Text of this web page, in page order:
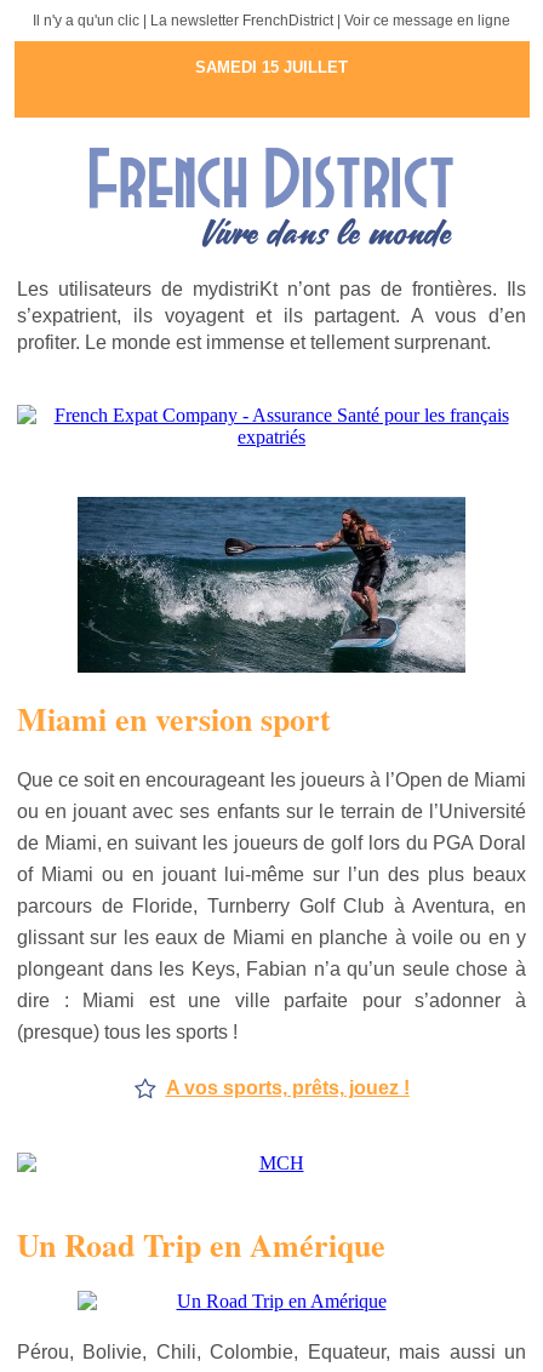
Il n'y a qu'un clic | La newsletter FrenchDistrict | Voir ce message en ligne
SAMEDI 15 JUILLET
Les utilisateurs de mydistriKt n’ont pas de frontières. Ils
s’expatrient, ils voyagent et ils partagent. A vous d’en
profiter. Le monde est immense et tellement surprenant.
Miami en version sport
Que ce soit en encourageant les joueurs à l’Open de Miami
ou en jouant avec ses enfants sur le terrain de l’Université
de Miami, en suivant les joueurs de golf lors du PGA Doral
of Miami ou en jouant lui-même sur l’un des plus beaux
parcours de Floride, Turnberry Golf Club à Aventura, en
glissant sur les eaux de Miami en planche à voile ou en y
plongeant dans les Keys, Fabian n’a qu’un seule chose à
dire : Miami est une ville parfaite pour s’adonner à
(presque) tous les sports !
A vos sports, prêts, jouez !
Un Road Trip en Amérique
Pérou, Bolivie, Chili, Colombie, Equateur, mais aussi un